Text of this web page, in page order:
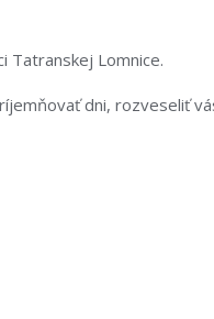
Tatranskej Lomnice.
dni, rozveseliť